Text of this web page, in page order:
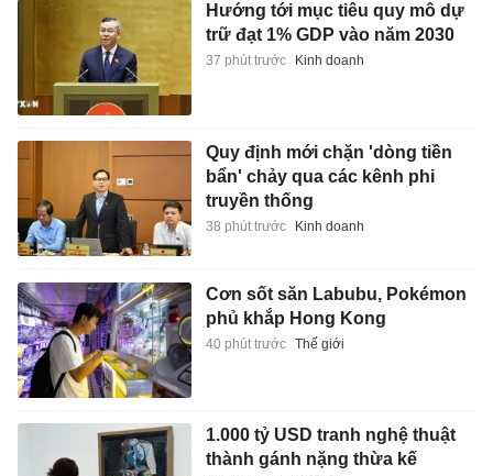
Hướng tới mục tiêu quy mô dự
trữ đạt 1% GDP vào năm 2030
37 phút trước Kinh doanh
Quy định mới chặn 'dòng tiền
bẩn' chảy qua các kênh phi
truyền thống
38 phút trước Kinh doanh
Cơn sốt săn Labubu, Pokémon
phủ khắp Hong Kong
40 phút trước Thế giới
1.000 tỷ USD tranh nghệ thuật
thành gánh nặng thừa kế